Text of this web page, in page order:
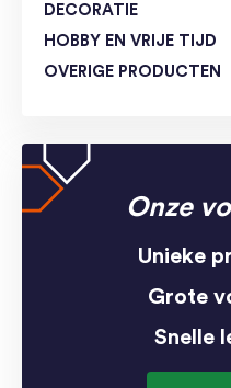
DECORATIE
HOBBY EN VRIJE TIJD
OVERIGE PRODUCTEN
Onze
Unieke
Grote
Snelle